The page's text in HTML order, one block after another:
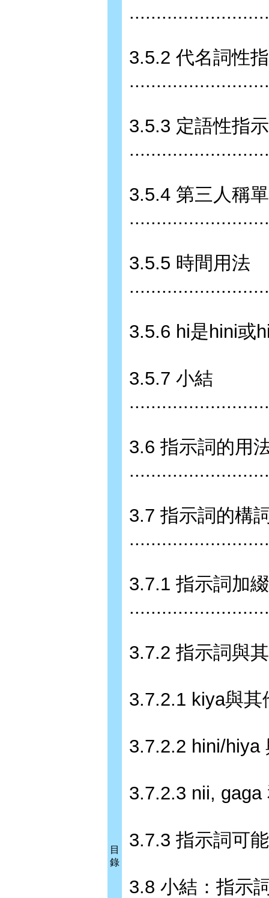
目
錄
3.5.2 代名詞性
3.5.3 定語性指
3.5.4 第三人稱
3.5.5 時間用法
3.5.6 hi是hini或
3.5.7 小結
3.6 指示詞的用
3.7 指示詞的構
3.7.1 指示詞加
3.7.2 指示詞與
3.7.2.1 kiya與
3.7.2.2 hini/hiya
3.7.2.3 nii,
3.7.3 指示詞可
3.8 小結：指示